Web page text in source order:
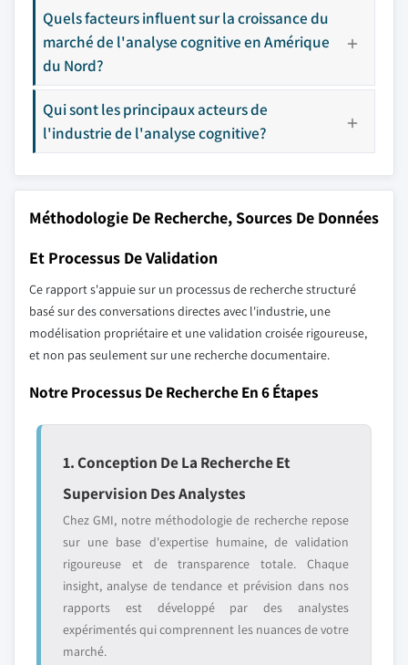
Quels facteurs influent sur la croissance du
marché de l'analyse cognitive en Amérique
du Nord?
Qui sont les principaux acteurs de
l'industrie de l'analyse cognitive?
Méthodologie De Recherche, Sources De Données
Et Processus De Validation
Ce rapport s'appuie sur un processus de recherche structuré
basé sur des conversations directes avec l'industrie, une
modélisation propriétaire et une validation croisée rigoureuse,
et non pas seulement sur une recherche documentaire.
Notre Processus De Recherche En 6 Étapes
1. Conception De La Recherche Et
Supervision Des Analystes
Chez GMI, notre méthodologie de recherche repose
sur une base d'expertise humaine, de validation
rigoureuse et de transparence totale. Chaque
insight, analyse de tendance et prévision dans nos
rapports est développé par des analystes
expérimentés qui comprennent les nuances de votre
marché.